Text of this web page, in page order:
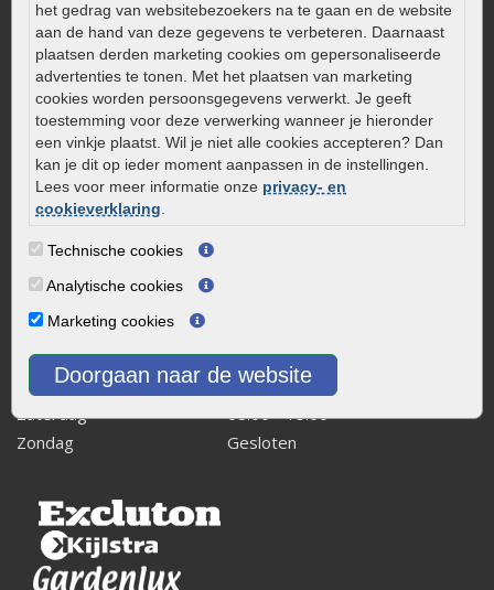
het gedrag van websitebezoekers na te gaan en de website
aan de hand van deze gegevens te verbeteren. Daarnaast
plaatsen derden marketing cookies om gepersonaliseerde
advertenties te tonen. Met het plaatsen van marketing
cookies worden persoonsgegevens verwerkt. Je geeft
toestemming voor deze verwerking wanneer je hieronder
een vinkje plaatst. Wil je niet alle cookies accepteren? Dan
kan je dit op ieder moment aanpassen in de instellingen.
Lees voor meer informatie onze privacy- en
cookieverklaring.
Technische cookies
Analytische cookies
Marketing cookies
Doorgaan naar de website
Zelf een terras aanleggen
Kleine stadstuin inrichten
0320 – 219170
Kaapstanderweg 41
8243 RB Lelystad
info@onlinetuinwarenhuis.nl
Routebeschrijving
Dinsdag
Woensdag
Donderdag
08:00 - 17:00
Vrijdag
08:00 - 17:00
Zaterdag
08:00 - 15.00
Zondag
Gesloten